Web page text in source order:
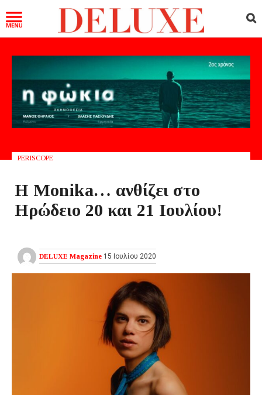
PERISCOPE
Η Monika… ανθίζει στο
Ηρώδειο 20 και 21 Ιουλίου!
DELUXE Magazine 15 Ιουλίου 2020